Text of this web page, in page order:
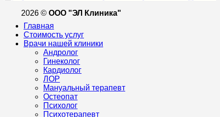
2026 © ООО "ЭЛ Клиника"
Главная
Стоимость услуг
Врачи нашей клиники
Андролог
Гинеколог
Кардиолог
ЛОР
Мануальный терапевт
Остеопат
Психолог
Психотерапевт